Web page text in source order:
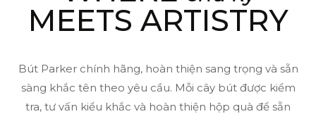
MEETS ARTISTRY
Bút Parker chính hãng, hoàn thiện sang trọng và sẵn
sàng khắc tên theo yêu cầu. Mỗi cây bút được kiểm
tra, tư vấn kiểu khắc và hoàn thiện hộp quà để sẵn